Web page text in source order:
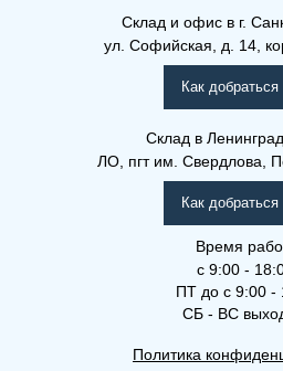
Рамо Компакт (РК),
Склад и офис в г.
ул. Софийская, д. 14,
Как добраться
Склад в
ЛО, пгт им. Свердлова,
Как добраться
Время
с 9:00 -
ПТ до с 9:00 -
СБ - ВС
Политика